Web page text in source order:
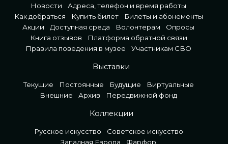
Новости
Адреса, телефон и время работы
Как добраться
Купить билет
Билеты и абонементы
Акции
Доступная среда Волонтерам
Опросы
Книга отзывов
Платформа обратной связи
Правила поведения в музее
Участникам СВО
Выставки
Текущие Постоянные Будущие
Виртуальные
Внешние
Архив Передвижной фонд
Коллекции
Русское искусство
Советское искусство
Западная Европа
Фарфор